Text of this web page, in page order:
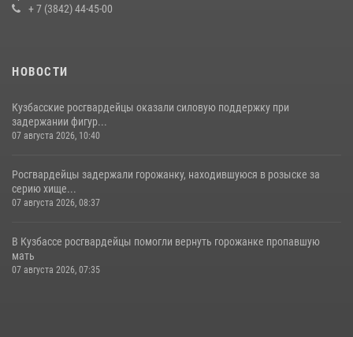
+ 7 (3842) 44-45-00
НОВОСТИ
Кузбасские росгвардейцы оказали силовую поддержку при
задержании фигур...
07 августа 2026, 10:40
Росгвардейцы задержали горожанку, находившуюся в розыске за
серию хище...
07 августа 2026, 08:37
В Кузбассе росгвардейцы помогли вернуть горожанке пропавшую
мать
07 августа 2026, 07:35